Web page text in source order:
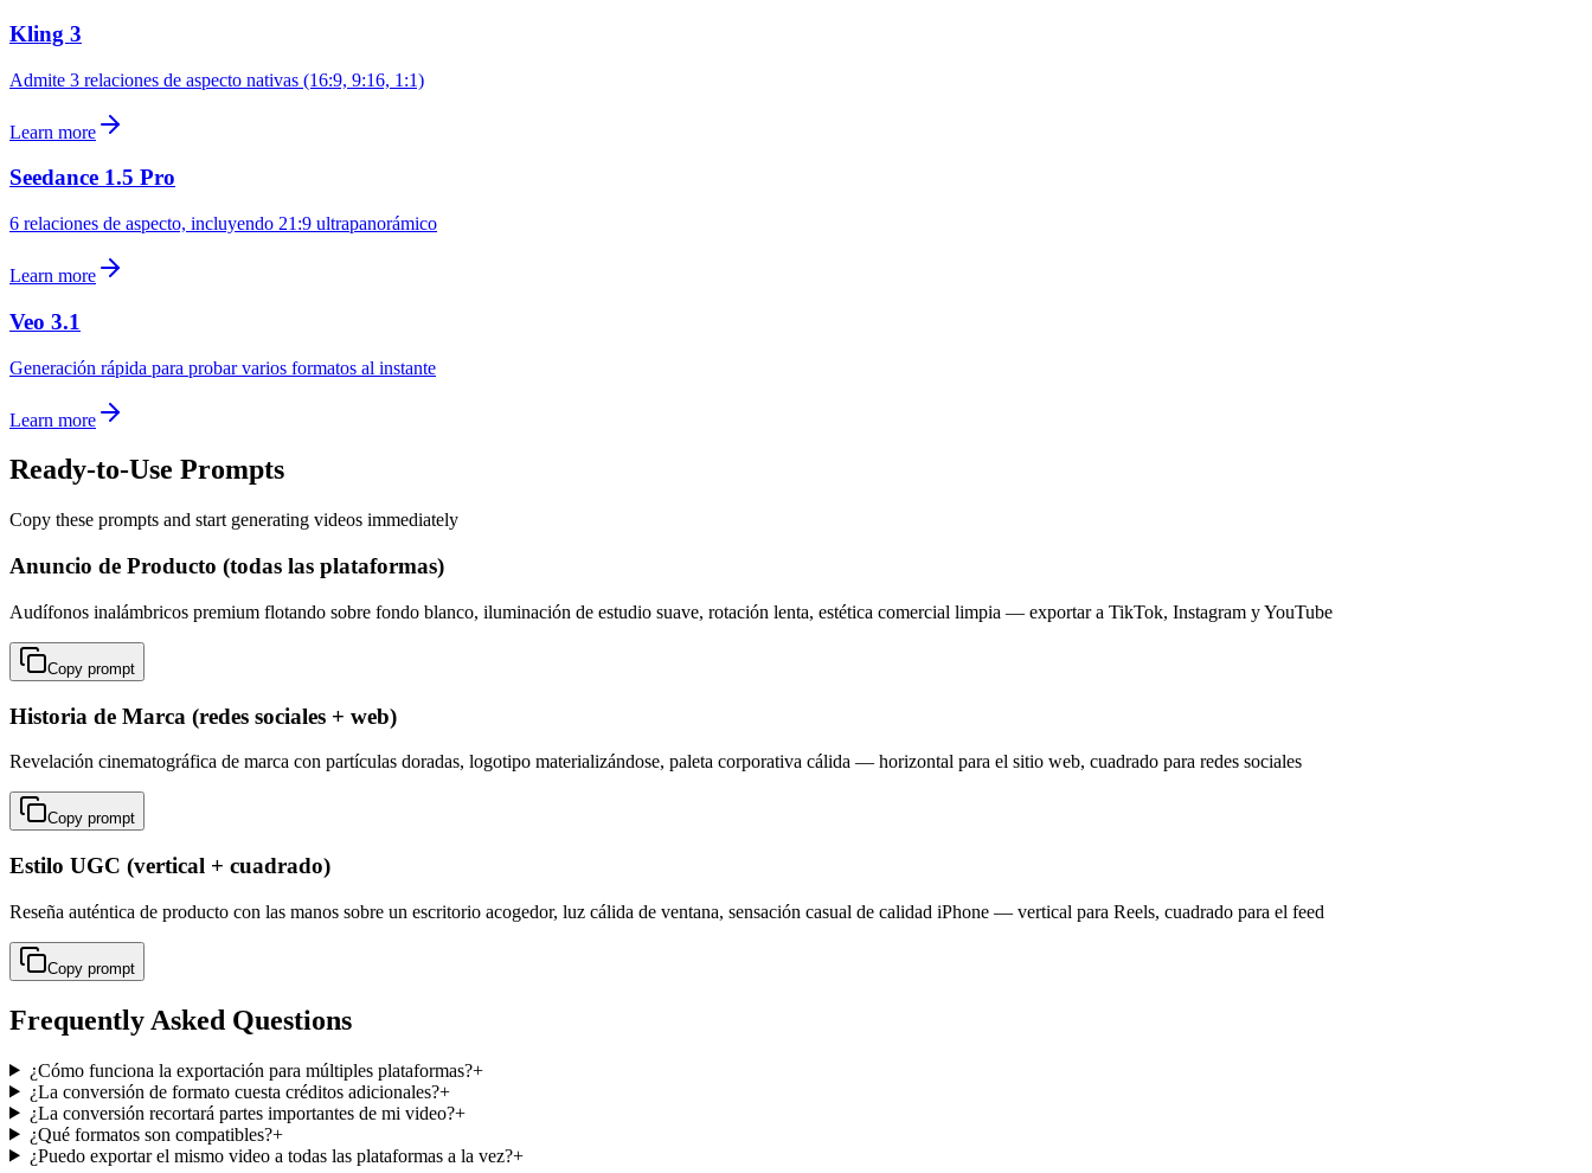
Kling 3
Admite 3 relaciones de aspecto nativas (16:9, 9:16, 1:1)
Learn more
Seedance 1.5 Pro
6 relaciones de aspecto, incluyendo 21:9 ultrapanorámico
Learn more
Veo 3.1
Generación rápida para probar varios formatos al instante
Learn more
Ready-to-Use Prompts
Copy these prompts and start generating videos immediately
Anuncio de Producto (todas las plataformas)
Audífonos inalámbricos premium flotando sobre fondo blanco, iluminación de estudio suave, rotación lenta, estética comercial limpia — exportar a TikTok, Instagram y YouTube
Copy prompt
Historia de Marca (redes sociales + web)
Revelación cinematográfica de marca con partículas doradas, logotipo materializándose, paleta corporativa cálida — horizontal para el sitio web, cuadrado para redes sociales
Copy prompt
Estilo UGC (vertical + cuadrado)
Reseña auténtica de producto con las manos sobre un escritorio acogedor, luz cálida de ventana, sensación casual de calidad iPhone — vertical para Reels, cuadrado para el feed
Copy prompt
Frequently Asked Questions
¿Cómo funciona la exportación para múltiples plataformas?+
¿La conversión de formato cuesta créditos adicionales?+
¿La conversión recortará partes importantes de mi video?+
¿Qué formatos son compatibles?+
¿Puedo exportar el mismo video a todas las plataformas a la vez?+